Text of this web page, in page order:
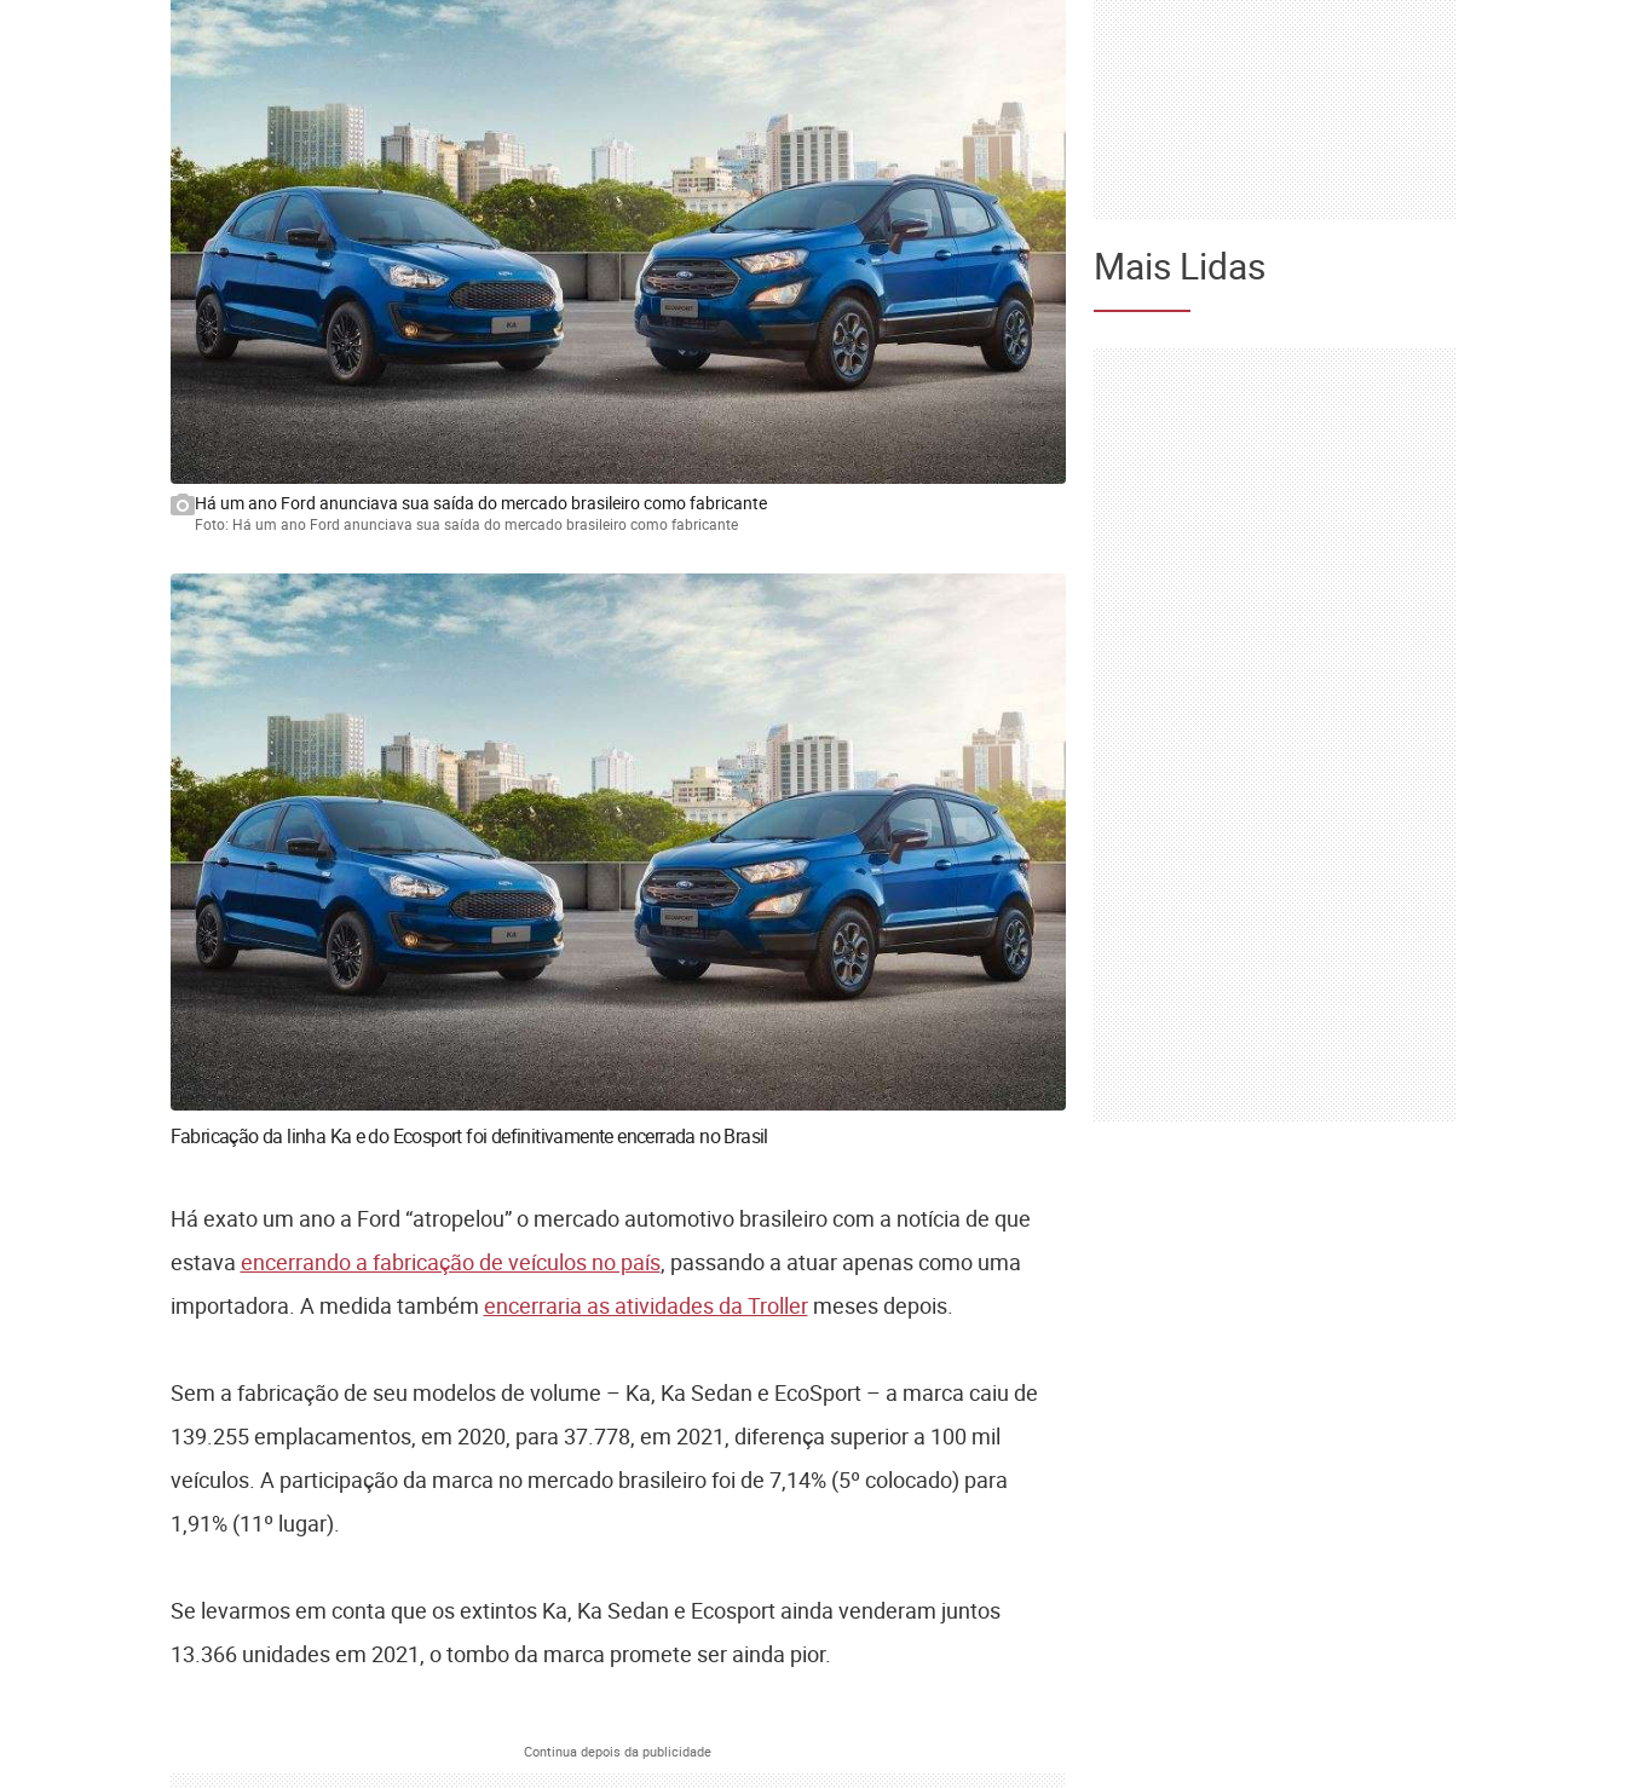
Há um ano Ford anunciava sua saída do mercado brasileiro como fabricante
Foto: Há um ano Ford anunciava sua saída do mercado brasileiro como fabricante
Fabricação da linha Ka e do Ecosport foi definitivamente encerrada no Brasil
Há exato um ano a Ford “atropelou” o mercado automotivo brasileiro com a notícia de que
estava encerrando a fabricação de veículos no país, passando a atuar apenas como uma
importadora. A medida também encerraria as atividades da Trollermeses depois.
Sem a fabricação de seu modelos de volume – Ka, Ka Sedan e EcoSport – a marca caiu de
139.255 emplacamentos, em 2020, para 37.778, em 2021, diferença superior a 100 mil
veículos. A participação da marca no mercado brasileiro foi de 7,14% (5º colocado) para
1,91% (11º lugar).
Se levarmos em conta que os extintos Ka, Ka Sedan e Ecosport ainda venderam juntos
13.366 unidades em 2021, o tombo da marca promete ser ainda pior.
Continua depois da publicidade
Mais Lidas